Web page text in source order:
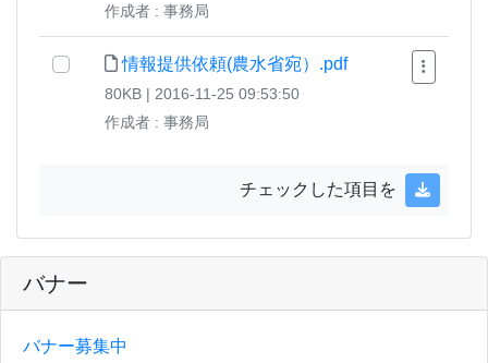
バナー
バナー募集中
作成者 : 事務局
情報提供依頼(農水省宛）.pdf
80KB | 2016-11-25 09:53:50
作成者 : 事務局
チェックした項目を